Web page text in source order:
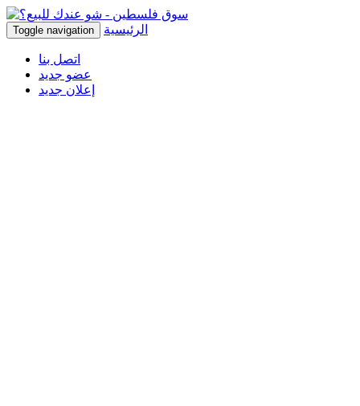
Toggle navigation الرئيسية
اتصل بنا
عضو جديد
إعلان جديد